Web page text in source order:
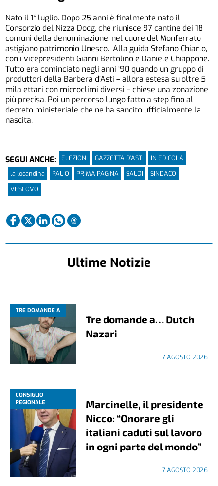
Nato il 1° luglio. Dopo 25 anni è finalmente nato il
Consorzio del Nizza Docg, che riunisce 97 cantine dei 18
comuni della denominazione, nel cuore del Monferrato
astigiano patrimonio Unesco. Alla guida Stefano Chiarlo,
con i vicepresidenti Gianni Bertolino e Daniele Chiappone.
Tutto era cominciato negli anni ‘90 quando un gruppo di
produttori della Barbera d’Asti – allora estesa su oltre 5
mila ettari con microclimi diversi – chiese una zonazione
più precisa. Poi un percorso lungo fatto a step fino al
decreto ministeriale che ne ha sancito ufficialmente la
nascita.
SEGUI ANCHE: ELEZIONI GAZZETTA D'ASTI
IN EDICOLA
la locandina
PALIO PRIMA PAGINA SALDI
SINDACO
VESCOVO
Ultime Notizie
TRE DOMANDE A
Tre domande a… Dutch
Nazari
7 AGOSTO 2026
CONSIGLIO
REGIONALE
Marcinelle, il presidente
Nicco: “Onorare gli
italiani caduti sul lavoro
in ogni parte del mondo”
7 AGOSTO 2026